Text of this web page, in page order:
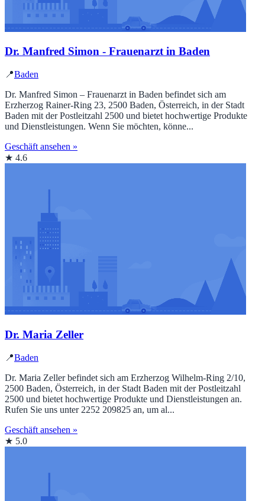
Dr. Manfred Simon - Frauenarzt in Baden
📍Baden
Dr. Manfred Simon – Frauenarzt in Baden befindet sich am
Erzherzog Rainer-Ring 23, 2500 Baden, Österreich, in der Stadt
Baden mit der Postleitzahl 2500 und bietet hochwertige Produkte
und Dienstleistungen. Wenn Sie möchten, könne...
Geschäft ansehen »
★ 4.6
Dr. Maria Zeller
📍Baden
Dr. Maria Zeller befindet sich am Erzherzog Wilhelm-Ring 2/10,
2500 Baden, Österreich, in der Stadt Baden mit der Postleitzahl
2500 und bietet hochwertige Produkte und Dienstleistungen an.
Rufen Sie uns unter 2252 209825 an, um al...
Geschäft ansehen »
★ 5.0